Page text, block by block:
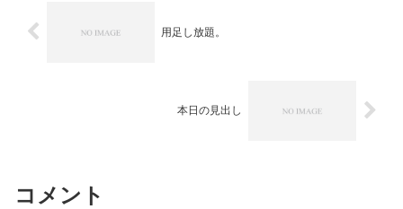
用足し放題。
本日の見出し
コメント